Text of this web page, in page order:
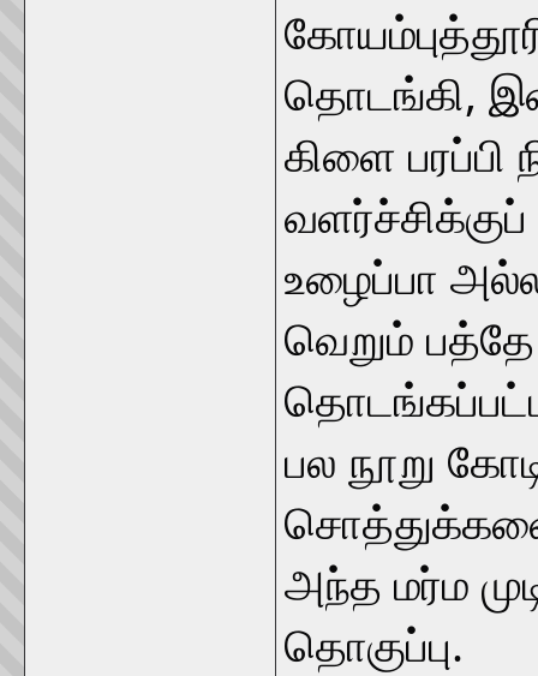
தொடங்கி,
கிளை பரப்பி
உழைப்பா
வெறும்
பல நூறு
அந்த மர்ம
தொகுப்பு.